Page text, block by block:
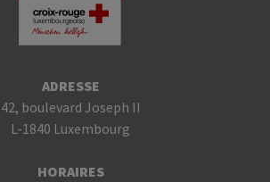
ADRESSE
42, boulevard Joseph II
L-1840 Luxembourg
HORAIRES